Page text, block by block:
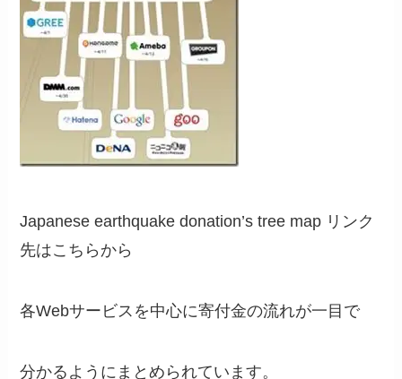
Japanese earthquake donation’s tree map リンク
先はこちらから
各Webサービスを中心に寄付金の流れが一目で
分かるようにまとめられています。